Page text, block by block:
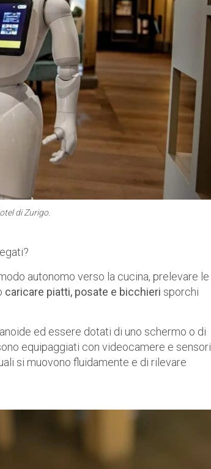
di Zurigo.
autonomo verso la cucina, prelevare le
caricare piatti, posate e bicchieri sporchi
ed essere dotati di uno schermo o di
equipaggiati con videocamere e sensori
si muovono fluidamente e di rilevare